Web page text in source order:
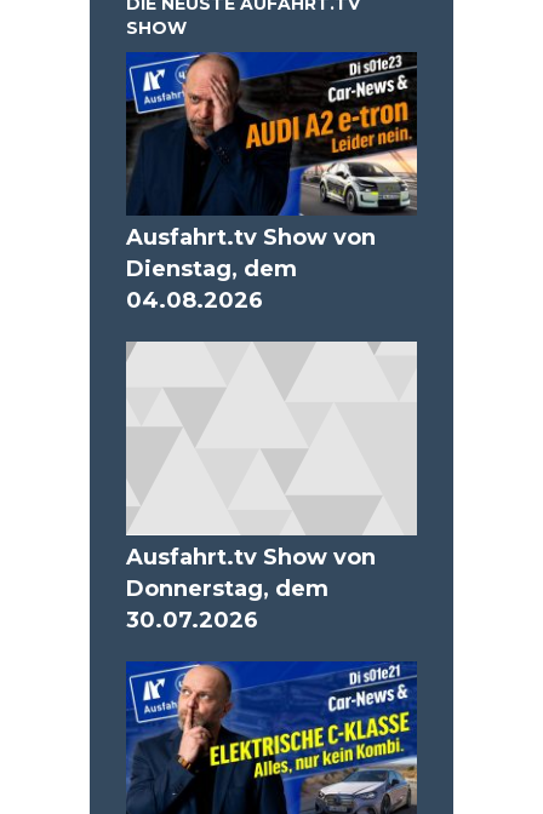
SHOW
Ausfahrt.tv Show von
Dienstag, dem
04.08.2026
Ausfahrt.tv Show von
Donnerstag, dem
30.07.2026